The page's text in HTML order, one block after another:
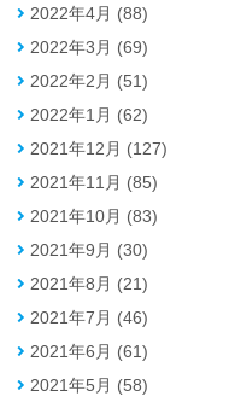
2022年4月 (88)
2022年3月 (69)
2022年2月 (51)
2022年1月 (62)
2021年12月 (127)
2021年11月 (85)
2021年10月 (83)
2021年9月 (30)
2021年8月 (21)
2021年7月 (46)
2021年6月 (61)
2021年5月 (58)